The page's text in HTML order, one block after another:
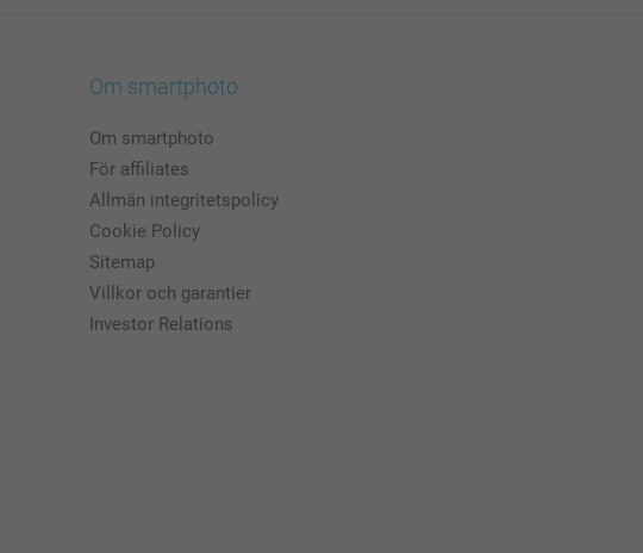
Om smartphoto
Om smartphoto
För affiliates
Allmän integritetspolicy
Cookie Policy
Sitemap
Villkor och garantier
Investor Relations